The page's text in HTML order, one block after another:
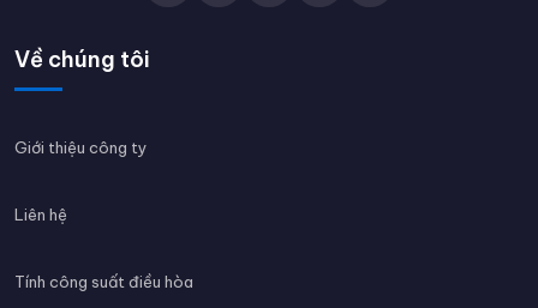
Về chúng tôi
Giới thiệu công ty
Liên hệ
Tính công suất điều hòa